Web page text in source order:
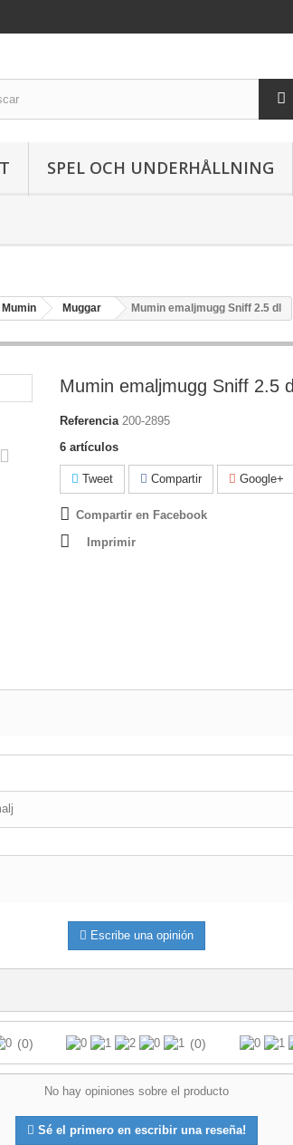
SPEL OCH UNDERHÅLLNING
Mumin Muggar Mumin emaljmugg Sniff 2.5 dl
Mumin emaljmugg Sniff 2.5 dl
Referencia 200-2895
6 artículos
Tweet Compartir Google+
Compartir en Facebook
Imprimir
Escribe una opinión
(0) (0)
No hay opiniones sobre el producto
Sé el primero en escribir una reseña!